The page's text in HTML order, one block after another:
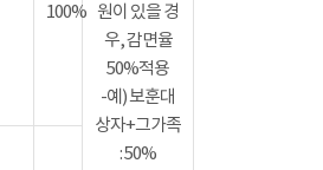
100% 원이 있을 경
우, 감면율
50%적용
-예) 보훈대
상자+그가족
: 50%